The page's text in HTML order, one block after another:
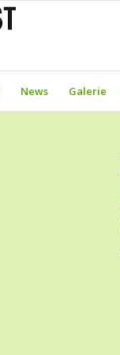
News Galerie